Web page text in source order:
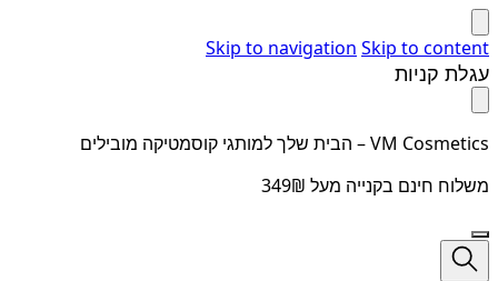
Skip to navigation Skip to content
עגלת קניות
VM Cosmetics – הבית שלך למותגי קוסמטיקה מובילים
משלוח חינם בקנייה מעל 349₪